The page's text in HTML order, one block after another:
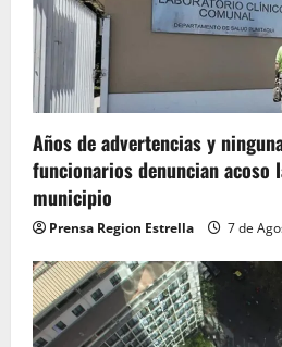
Años de advertencias y
funcionarios denuncian acoso
municipio
Prensa Region Estrella 7 de